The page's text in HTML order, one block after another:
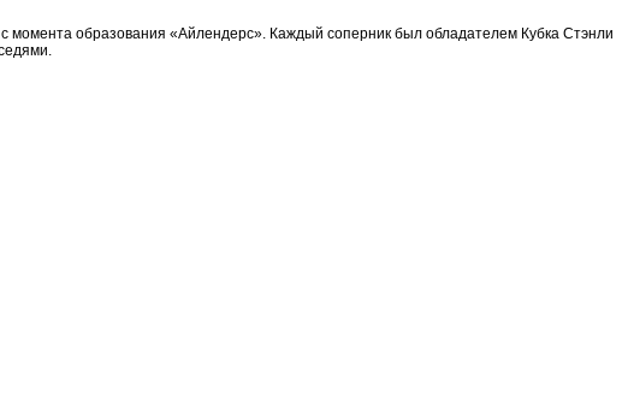
момента образования «Айлендерс». Каждый соперник был обладателем Кубка Стэнли